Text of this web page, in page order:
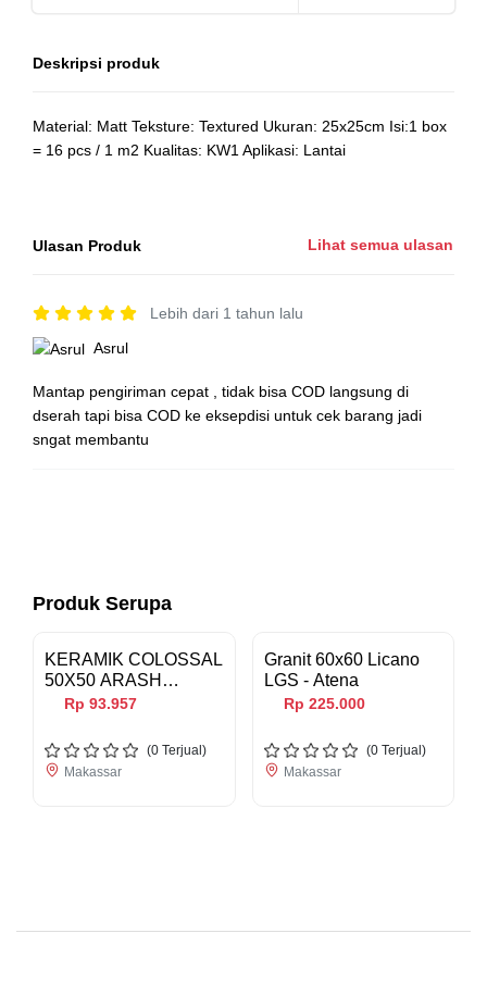
Deskripsi produk
Material: Matt Teksture: Textured Ukuran: 25x25cm Isi:1 box
= 16 pcs / 1 m2 Kualitas: KW1 Aplikasi: Lantai
Ulasan Produk Lihat semua ulasan
Lebih dari 1 tahun lalu
Asrul
Mantap pengiriman cepat , tidak bisa COD langsung di
dserah tapi bisa COD ke eksepdisi untuk cek barang jadi
sngat membantu
Produk Serupa
KERAMIK COLOSSAL
50X50 ARASH
GRIGIO KW3
Rp 93.957
(0 Terjual)
Makassar
Granit 60x60 Licano
LGS - Atena
Rp 225.000
(0Terjual)
Makassar